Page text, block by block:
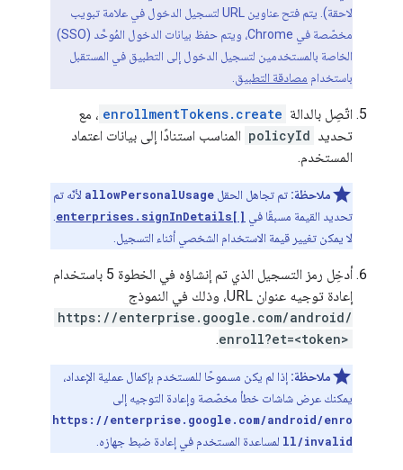
لاحقة). يتم فتح عناوين URL لتسجيل الدخول في علامة تبويب
مخصّصة في Chrome، ويتم حفظ بيانات الدخول المُوحَّد (SSO)
الخاصة بالمستخدمين لتسجيل الدخول إلى التطبيق في المستقبل
باستخدام مصادقة التطبيق
اتّصِل بالدالة enrollmentTokens.create ، مع
تحديد policyId المناسب استنادًا إلى بيانات اعتماد
المستخدم.
ملاحظة: تم تجاهل الحقل allowPersonalUsage لأنّه تم
تحديد القيمة مسبقًا في
enterprises.signInDetails[]
لا يمكن تغيير قيمة الاستخدام الشخصي أثناء التسجيل.
أدخِل رمز التسجيل الذي تم إنشاؤه في الخطوة 5 باستخدام
إعادة توجيه عنوان URL، وذلك في النموذج
https://enterprise.google.com/android/
enroll?et=<token>
.
ملاحظة: إذا لم يكن مسموحًا للمستخدم بإكمال عملية الإعداد،
يمكنك عرض شاشات خطأ مخصّصة وإعادة التوجيه إلى
https://enterprise.google.com/android/enro
ll/invalid لمساعدة المستخدم في إعادة ضبط جهازه.